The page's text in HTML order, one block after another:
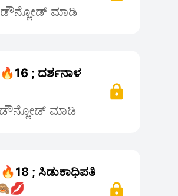
ಡೌನ್ಲೋಡ್ ಮಾಡಿ
; ದರ್ಶನಾಳ
ಡೌನ್ಲೋಡ್ ಮಾಡಿ
; ಸಿಡುಕಾಧಿಪತಿ